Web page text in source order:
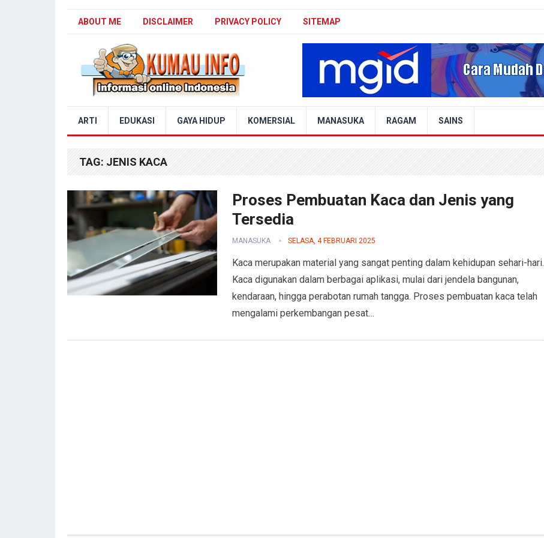
ABOUT ME DISCLAIMER PRIVACY POLICY SITEMAP
ARTI EDUKASI GAYA HIDUP KOMERSIAL MANASUKA RAGAM SAINS
TAG: JENIS KACA
Proses Pembuatan Kaca dan Jenis yang
Tersedia
MANASUKA SELASA, 4 FEBRUARI 2025
Kaca merupakan material yang sangat penting dalam kehidupan sehari-hari.
Kaca digunakan dalam berbagai aplikasi, mulai dari jendela bangunan,
kendaraan, hingga perabotan rumah tangga. Proses pembuatan kaca telah
mengalami perkembangan pesat…